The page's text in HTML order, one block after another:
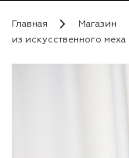
Главная Магазин
из искусственного меха